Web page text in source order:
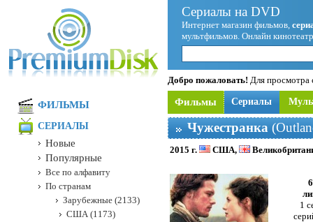
Сериалы на DVD
Интернет магазин фильмов,
мультфильмов. Онлайн
Добро пожаловать! Для просмотра
Фильмы Сериалы
Чужестранка
2015 г. США,
1
ФИЛЬМЫ
СЕРИАЛЫ
Новые
Популярные
Все по алфавиту
По странам
Зарубежные (2133)
США (1173)